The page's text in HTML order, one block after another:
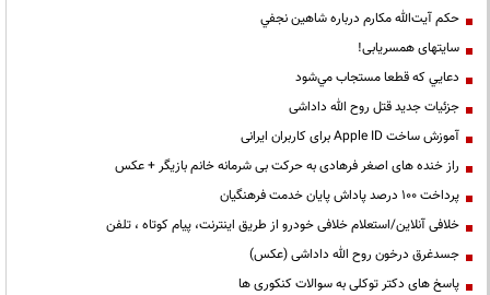
حكم آيت‌الله مكارم درباره شاهين نجفي
سایتهای همسریابی!
دعايي كه قطعا مستجاب مي‌شود
جزئیات جدید قتل روح الله داداشی
آموزش ساخت Apple ID برای کاربران ایرانی
راز خنده های اصغر فرهادی به حرکت بی شرمانه خانم بازیگر + عکس
پرداخت ۱۰۰ درصد پاداش پایان خدمت فرهنگیان
خلافی آنلاین/استعلام خلافی خودرو از طریق اینترنت، پیام کوتاه ، تلفن
جسدغرق درخون روح الله داداشی (عکس)
پاسخ های دکتر توکلی به سوالات کنکوری ها